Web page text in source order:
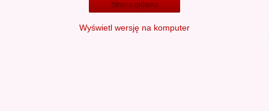
Strona główna
Wyświetl wersję na komputer